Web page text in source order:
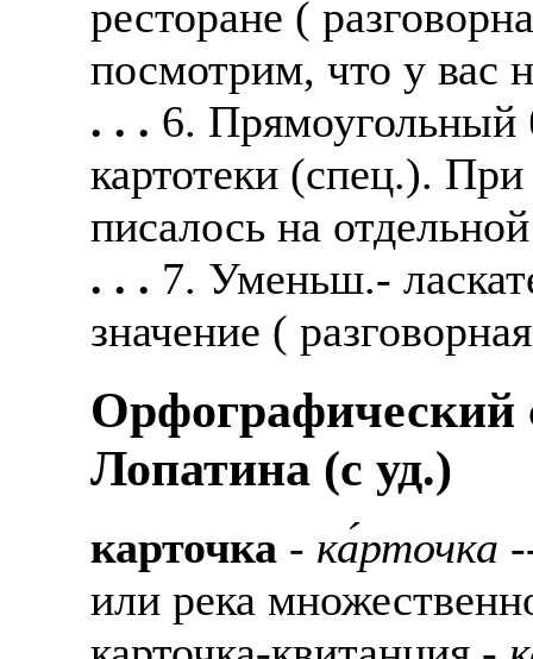
ресторане (
посмотрим, что у вас
. . . 6. Прямоугольный
картотеки (спец.).
писалось на
. . . 7. Уменьш.-
значение (
Орфографический
Лопатина (c уд.)
карточка - ка́рточка
или река